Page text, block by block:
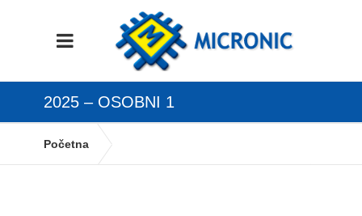
2025 – OSOBNI 1
Početna